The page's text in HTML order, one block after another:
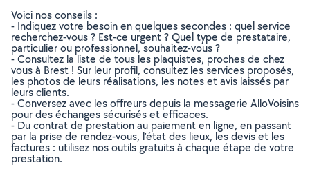
Voici nos conseils :
- Indiquez votre besoin en quelques secondes : quel service
recherchez-vous ? Est-ce urgent ? Quel type de prestataire,
particulier ou professionnel, souhaitez-vous ?
- Consultez la liste de tous les plaquistes, proches de chez
vous à Brest ! Sur leur profil, consultez les services proposés,
les photos de leurs réalisations, les notes et avis laissés par
leurs clients.
- Conversez avec les offreurs depuis la messagerie AlloVoisins
pour des échanges sécurisés et efficaces.
- Du contrat de prestation au paiement en ligne, en passant
par la prise de rendez-vous, l’état des lieux, les devis et les
factures : utilisez nos outils gratuits à chaque étape de votre
prestation.